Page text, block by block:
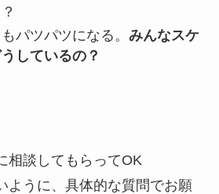
パツパツになる。 みんなスケ
しているの？
相談してもらってOK
ように、具体的な質問でお願